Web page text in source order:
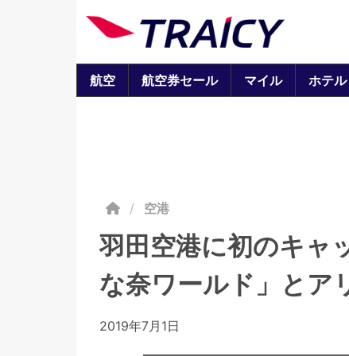
航空 航空券セール マイル ホテル
/ 空港
羽田空港に初のキ
な奈ワールド」とア
2019年7月1日